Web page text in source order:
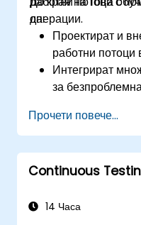
операции.
да:
Проектират и
работни потоци
Интегрират
за
да отстраняват
Мащабират
потоци, за да
Прочети повече...
Continuous
14 Часа